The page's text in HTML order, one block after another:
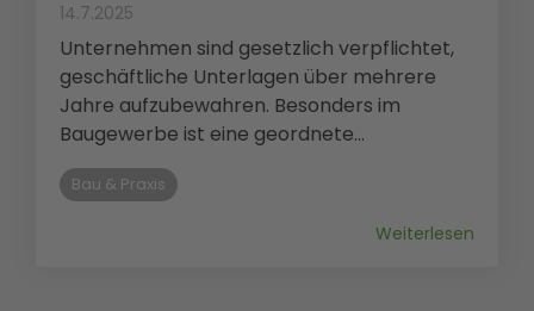
14.7.2025
Unternehmen sind gesetzlich verpflichtet,
geschäftliche Unterlagen über mehrere
Jahre aufzubewahren. Besonders im
Baugewerbe ist eine geordnete...
Bau & Praxis
Weiterlesen